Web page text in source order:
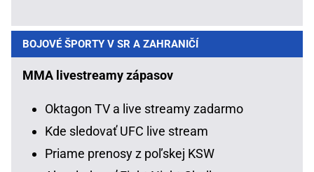
BOJOVÉ ŠPORTY V SR A ZAHRANIČÍ
MMA livestreamy zápasov
Oktagon TV a live streamy zadarmo
Kde sledovať UFC live stream
Priame prenosy z poľskej KSW